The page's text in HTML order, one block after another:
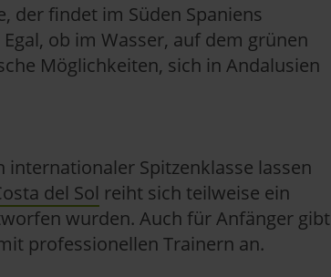
der findet im Süden Spaniens
ob im Wasser, auf dem grünen
Möglichkeiten, sich in Andalusien
Spitzenklasse lassen
del Sol reiht sich teilweise ein
wurden. Auch für Anfänger gibt
professionellen Trainern an.